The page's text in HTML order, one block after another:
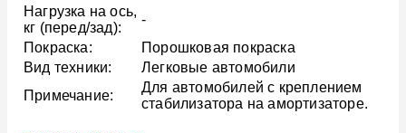
Нагрузка на ось,
кг (перед/зад):
-
Покраска:
Порошковая покраска
Вид техники:
Легковые автомобили
Примечание:
Для автомобилей с креплением
стабилизатора на амортизаторе.